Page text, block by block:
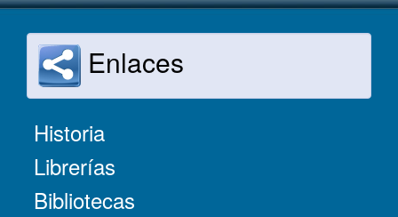
Enlaces
Historia
Librerías
Bibliotecas